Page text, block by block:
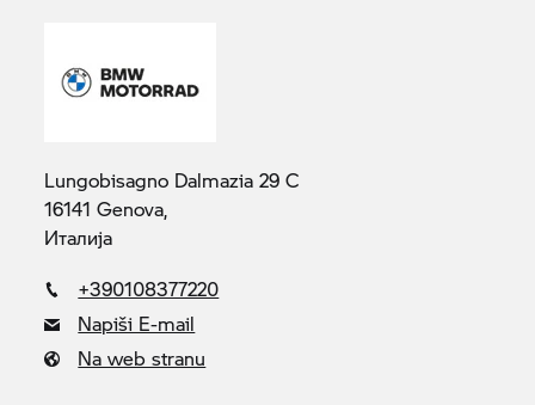
Lungobisagno Dalmazia 29 C
16141 Genova,
Италија
+390108377220
Napiši E-mail
Na web stranu